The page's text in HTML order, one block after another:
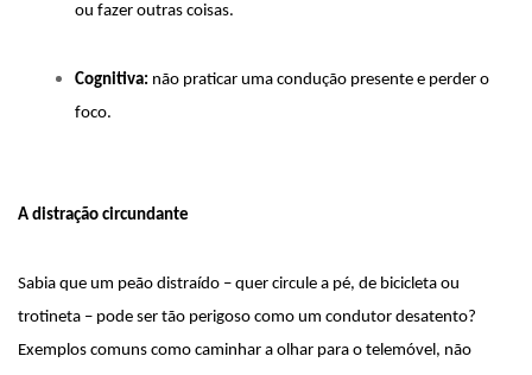
ou fazer outras coisas.
Cognitiva: não praticar uma condução presente e perder o
foco.
A distração circundante
Sabia que um peão distraído – quer circule a pé, de bicicleta ou
trotineta – pode ser tão perigoso como um condutor desatento?
Exemplos comuns como caminhar a olhar para o telemóvel, não